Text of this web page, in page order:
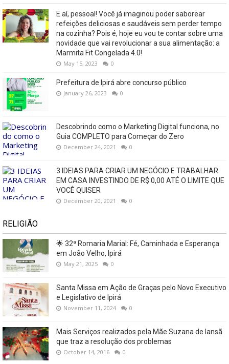
E aí, pessoal! Você já imaginou poder saborear
refeições deliciosas e saudáveis ​​sem perder tempo
na cozinha? Pois é, hoje eu vou te contar sobre uma
novidade que vai revolucionar a sua alimentação: a
Marmita Fit Congelada 4.0!
May 15, 2023 0
Prefeitura de Ipirá abre concurso público
January 26, 2023 0
Descobrindo como o Marketing Digital funciona, no
Guia COMPLETO para Começar do Zero
December 24, 2021 0
3 IDEIAS PARA CRIAR UM NEGÓCIO E TRABALHAR
EM CASA INVESTINDO DE R$ 0,00 ATÉ O LIMITE QUE
VOCÊ QUISER
December 20, 2021 0
RELIGIÃO
🌟 32ª Romaria Marial: Fé, Caminhada e Esperança
em João Velho, Ipirá
May 21, 2025 0
Santa Missa em Ação de Graças pelo Novo Executivo
e Legislativo de Ipirá
November 11, 2024 0
Mais Serviços realizados pela Mãe Suzana de Iansã
que traz a resolução dos problemas
October 14, 2016 0